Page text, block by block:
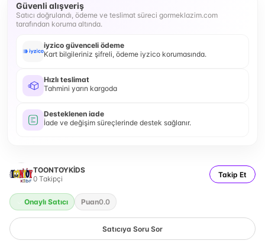
Güvenli alışveriş
Satıcı doğrulandı, ödeme ve teslimat süreci gormeklazim.com
tarafından koruma altında.
iyzico güvenceli ödeme
Kart bilgileriniz şifreli, ödeme iyzico korumasında.
Hızlı teslimat
Tahmini yarın kargoda
Desteklenen iade
İade ve değişim süreçlerinde destek sağlanır.
TOONTOYKİDS
0 Takipçi Takip Et
Onaylı Satıcı Puan0.0
Satıcıya Soru Sor